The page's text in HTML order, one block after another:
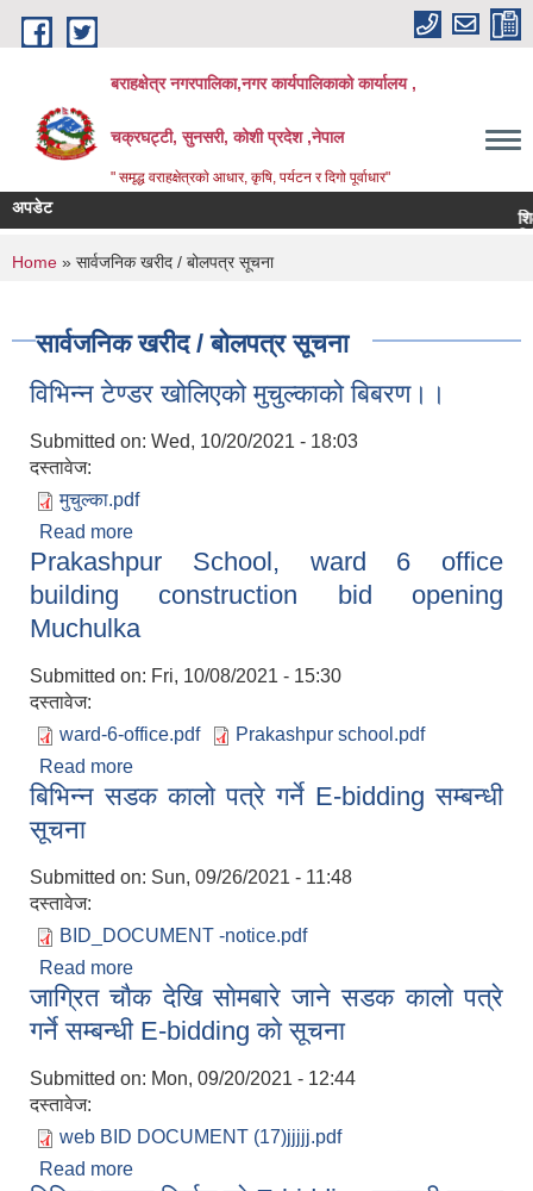
Skip to main content
बराहक्षेत्र नगरपालिका,नगर कार्यपालिकाको कार्यालय ,
चक्रघट्टी, सुनसरी, कोशी प्रदेश ,नेपाल
" समृद्ध वराहक्षेत्रकाे आधार, कृषि, पर्यटन र दिगो पूर्वाधार"
अपडेट
शिक्षक
You are here
Home » सार्वजनिक खरीद / बोलपत्र सूचना
सार्वजनिक खरीद / बोलपत्र सूचना
विभिन्न टेण्डर खोलिएको मुचुल्काको बिबरण।।
Submitted on: Wed, 10/20/2021 - 18:03
दस्तावेज:
मुचुल्का.pdf
Read more
Prakashpur School, ward 6 office
building construction bid opening
Muchulka
Submitted on: Fri, 10/08/2021 - 15:30
दस्तावेज:
ward-6-office.pdf
Prakashpur school.pdf
Read more
building construction bid opening Muchulka
बिभिन्न सडक कालो पत्रे गर्ने E-bidding सम्बन्धी
सूचना
Submitted on: Sun, 09/26/2021 - 11:48
दस्तावेज:
BID_DOCUMENT -notice.pdf
Read more
सूचना
जाग्रित चाैक देखि साेमबारे जाने सडक कालाे पत्रे
गर्ने सम्बन्धी E-bidding काे सूचना
Submitted on: Mon, 09/20/2021 - 12:44
दस्तावेज:
web BID DOCUMENT (17)jjjjj.pdf
Read more